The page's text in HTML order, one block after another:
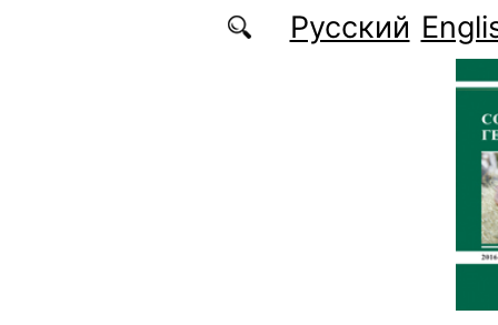
Перейти к основному содержаниюРусский